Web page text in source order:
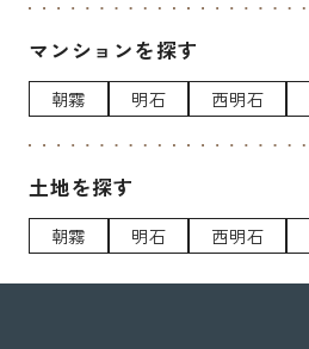
マンションを探す
朝霧 明石 西明石
土地を探す
朝霧 明石 西明石